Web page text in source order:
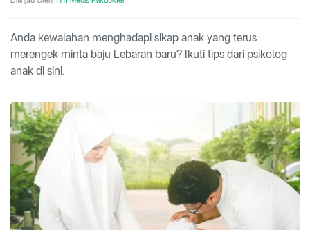
Anda kewalahan menghadapi sikap anak yang terus
merengek minta baju Lebaran baru? Ikuti tips dari psikolog
anak di sini.